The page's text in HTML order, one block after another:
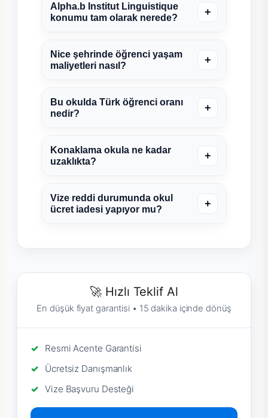
Alpha.b Institut Linguistique
konumu tam olarak nerede?
+
Nice şehrinde öğrenci yaşam
maliyetleri nasıl?
+
Bu okulda Türk öğrenci oranı
nedir?
+
Konaklama okula ne kadar
uzaklıkta?
+
Vize reddi durumunda okul
ücret iadesi yapıyor mu?
+
🚀 Hızlı Teklif Al
En düşük fiyat garantisi • 15 dakika içinde dönüş
Resmi Acente Garantisi
Ücretsiz Danışmanlık
Vize Başvuru Desteği